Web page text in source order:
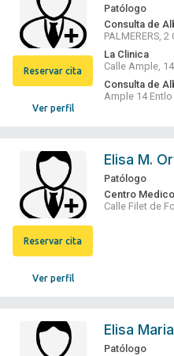
Ver perfil
Reservar cita
Patólogo
Consulta de
PALMERERS,
La Clinica
Calle Ample, 14
Consulta de
Ample 14 Entlo
Ver perfil
Reservar cita
Elisa M.
Patólogo
Centro Medico
Calle Filet de
Elisa
Patólogo